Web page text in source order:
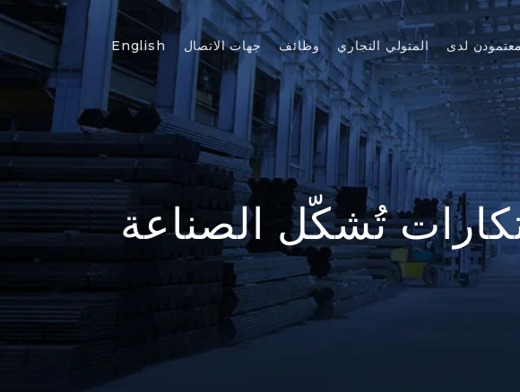
لدى المتولي التجاري وظائف جهات الاتصال English
تُشكّل الصناعة